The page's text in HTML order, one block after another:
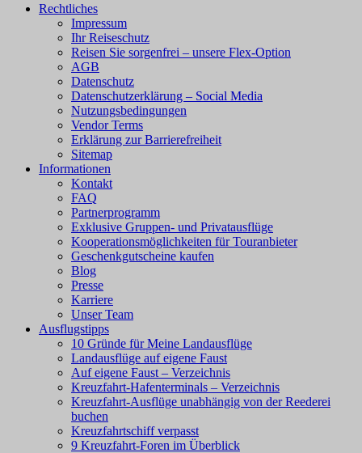
Rechtliches
Impressum
Ihr Reiseschutz
Reisen Sie sorgenfrei – unsere Flex-Option
AGB
Datenschutz
Datenschutzerklärung – Social Media
Nutzungsbedingungen
Vendor Terms
Erklärung zur Barrierefreiheit
Sitemap
Informationen
Kontakt
FAQ
Partnerprogramm
Exklusive Gruppen- und Privatausflüge
Kooperationsmöglichkeiten für Touranbieter
Geschenkgutscheine kaufen
Blog
Presse
Karriere
Unser Team
Ausflugstipps
10 Gründe für Meine Landausflüge
Landausflüge auf eigene Faust
Auf eigene Faust – Verzeichnis
Kreuzfahrt-Hafenterminals – Verzeichnis
Kreuzfahrt-Ausflüge unabhängig von der Reederei
buchen
Kreuzfahrtschiff verpasst
9 Kreuzfahrt-Foren im Überblick